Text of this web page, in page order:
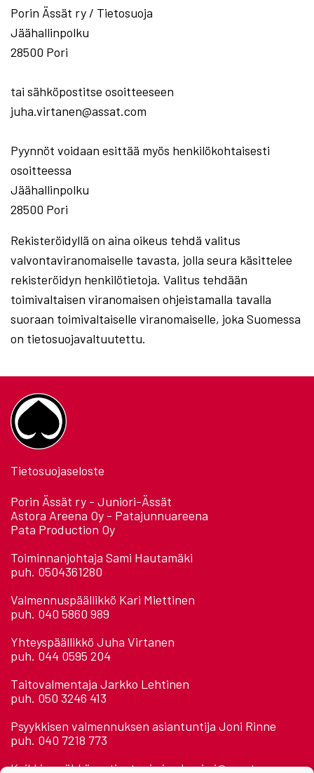
Porin Ässät ry / Tietosuoja
Jäähallinpolku
28500 Pori
tai sähköpostitse osoitteeseen
juha.virtanen@assat.com
Pyynnöt voidaan esittää myös henkilökohtaisesti
osoitteessa
Jäähallinpolku
28500 Pori
Rekisteröidyllä on aina oikeus tehdä valitus
valvontaviranomaiselle tavasta, jolla seura käsittelee
rekisteröidyn henkilötietoja. Valitus tehdään
toimivaltaisen viranomaisen ohjeistamalla tavalla
suoraan toimivaltaiselle viranomaiselle, joka Suomessa
on tietosuojavaltuutettu.
Tietosuojaseloste
Porin Ässät ry - Juniori-Ässät
Astora Areena Oy - Patajunnuareena
Pata Production Oy
Toiminnanjohtaja Sami Hautamäki
puh. 0504361280
Valmennuspäällikkö Kari Miettinen
puh. 040 5860 989
Yhteyspäällikkö Juha Virtanen
puh. 044 0595 204
Taitovalmentaja Jarkko Lehtinen
puh. 050 3246 413
Psyykkisen valmennuksen asiantuntija Joni Rinne
puh. 040 7218 773
Kaikkien sähköposti: etunimi.sukunimi@assat.com